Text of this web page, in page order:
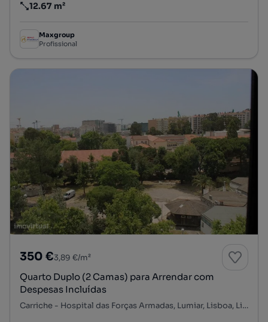
Preço por metro quadrado
12.67 m²
Maxgroup
Profissional
350 €3,89 €/m²
Quarto Duplo (2 Camas) para Arrendar com
Despesas Incluídas
Carriche - Hospital das Forças Armadas, Lumiar, Lisboa, Lisboa